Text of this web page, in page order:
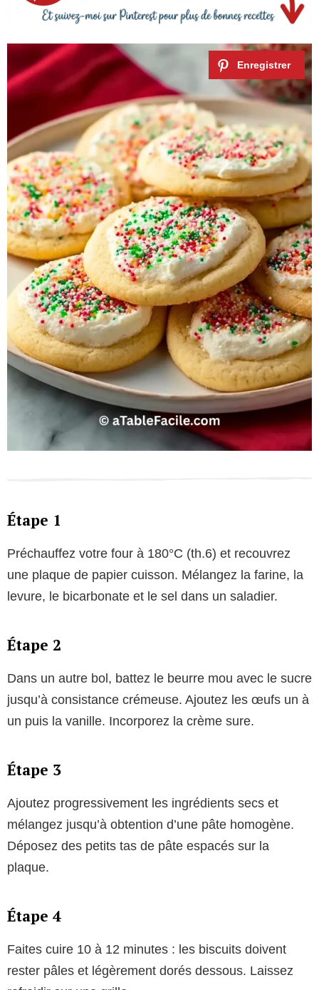
Étape 1
Préchauffez votre four à 180°C (th.6) et recouvrez
une plaque de papier cuisson. Mélangez la farine, la
levure, le bicarbonate et le sel dans un saladier.
Étape 2
Dans un autre bol, battez le beurre mou avec le sucre
jusqu’à consistance crémeuse. Ajoutez les œufs un à
un puis la vanille. Incorporez la crème sure.
Étape 3
Ajoutez progressivement les ingrédients secs et
mélangez jusqu’à obtention d’une pâte homogène.
Déposez des petits tas de pâte espacés sur la
plaque.
Étape 4
Faites cuire 10 à 12 minutes : les biscuits doivent
rester pâles et légèrement dorés dessous. Laissez